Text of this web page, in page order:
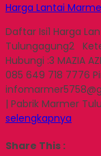
Harga Lantai
Daftar Isi1 Harga
Tulungagung2
Hubungi :3 MAZIA
085 649 718 7776
| Pabrik Marmer
selengkapnya
Share This :